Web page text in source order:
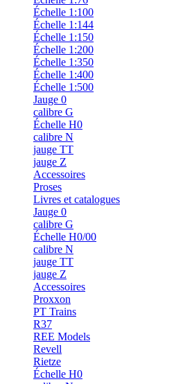
Échelle 1:100
Échelle 1:144
Échelle 1:150
Échelle 1:200
Échelle 1:350
Échelle 1:400
Échelle 1:500
Jauge 0
calibre G
Échelle H0
calibre N
jauge TT
jauge Z
Accessoires
Proses
Livres et catalogues
Jauge 0
calibre G
Échelle H0/00
calibre N
jauge TT
jauge Z
Accessoires
Proxxon
PT Trains
R37
REE Models
Revell
Rietze
Échelle H0